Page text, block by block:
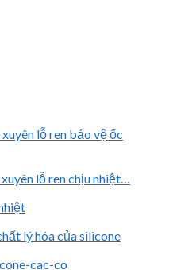
lỗ ren chịu nhiệt…
lý hóa của silicone